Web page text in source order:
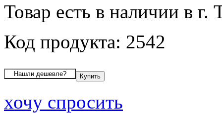
Товар есть в наличии в г.
Код продукта: 2542
хочу спросить